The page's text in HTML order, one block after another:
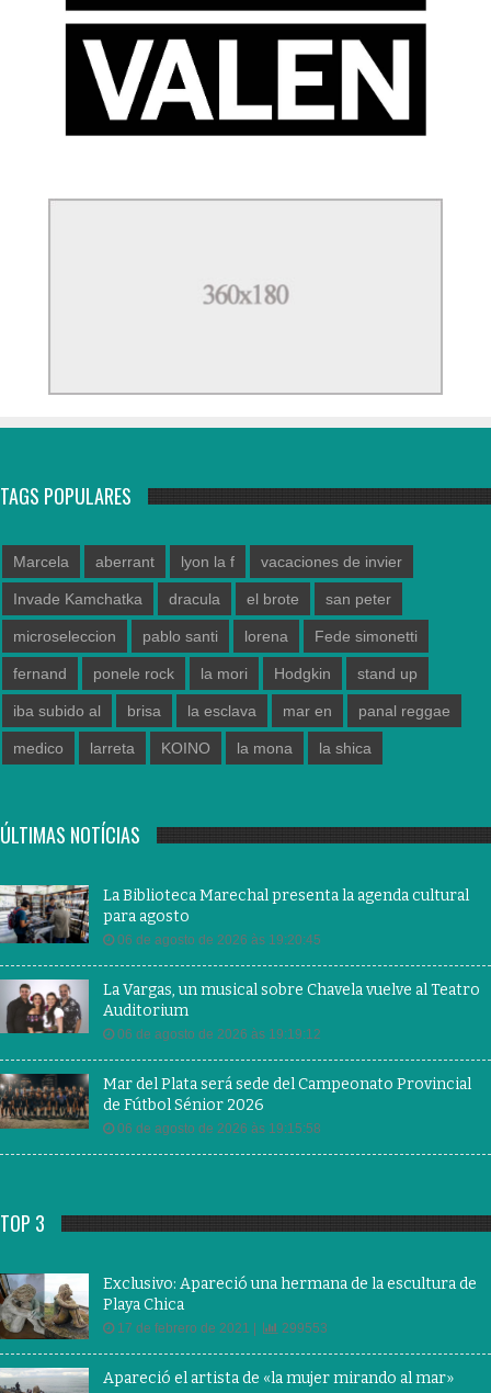
TAGS POPULARES
Marcela aberrant lyon la f vacaciones de invier
Invade Kamchatka dracula el brote san peter
microseleccion pablo santi lorena Fede simonetti
fernand ponele rock la mori Hodgkin stand up
iba subido al brisa la esclava mar en panal reggae
medico larreta KOINO la mona la shica
ÚLTIMAS NOTÍCIAS
La Biblioteca Marechal presenta la agenda cultural
para agosto
06 de agosto de 2026 às 19:20:45
La Vargas, un musical sobre Chavela vuelve al Teatro
Auditorium
06 de agosto de 2026 às 19:19:12
Mar del Plata será sede del Campeonato Provincial
de Fútbol Sénior 2026
06 de agosto de 2026 às 19:15:58
TOP 3
Exclusivo: Apareció una hermana de la escultura de
Playa Chica
17 de febrero de 2021 | 299553
Apareció el artista de «la mujer mirando al mar»